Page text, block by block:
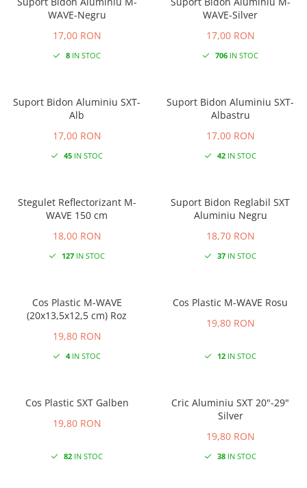
WAVE-Negru
17,00 RON
8IN STOC
WAVE-Silver
17,00 RON
706IN STOC
Suport Bidon Aluminiu SXT-
Alb
17,00 RON
45IN STOC
Suport Bidon Aluminiu SXT-
Albastru
17,00 RON
42IN STOC
Stegulet Reflectorizant M-
WAVE 150 cm
18,00 RON
127IN STOC
Suport Bidon Reglabil SXT
Aluminiu Negru
18,70 RON
37IN STOC
Cos Plastic M-WAVE
(20x13,5x12,5 cm) Roz
19,80 RON
4IN STOC
Cos Plastic M-WAVE Rosu
19,80 RON
12IN STOC
Cos Plastic SXT Galben
19,80 RON
82IN STOC
Cric Aluminiu SXT 20"-29"
Silver
19,80 RON
38IN STOC